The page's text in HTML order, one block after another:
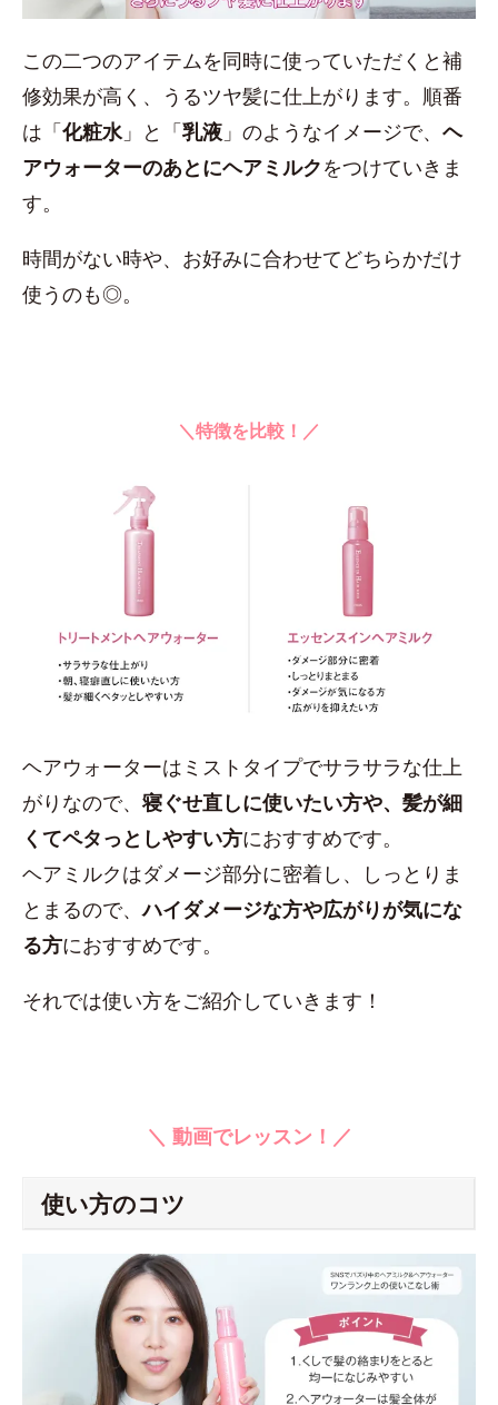
この二つのアイテムを同時に使っていただくと補
修効果が高く、うるツヤ髪に仕上がります。順番
は「化粧水」と「乳液 」のようなイメージで、 ヘ
アウォーターのあとにヘアミルクをつけていきま
す。
時間がない時や、お好みに合わせてどちらかだけ
使うのも◎。
＼特徴を比較！／
ヘアウォーターはミストタイプでサラサラな仕上
がりなので、寝ぐせ直しに使いたい方や、髪が細
くてペタっとしやすい方におすすめです。
ヘアミルクはダメージ部分に密着し、しっとりま
とまるので、ハイダメージな方や広がりが気にな
る方におすすめです。
それでは使い方をご紹介していきます！
＼ 動画でレッスン！／
使い方のコツ